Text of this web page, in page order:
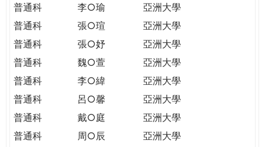
普通科
李○瑜
亞洲大學
普通科
張○瑄
亞洲大學
普通科
張○妤
亞洲大學
普通科
魏○萱
亞洲大學
普通科
李○緯
亞洲大學
普通科
呂○馨
亞洲大學
普通科
戴○庭
亞洲大學
普通科
周○辰
亞洲大學